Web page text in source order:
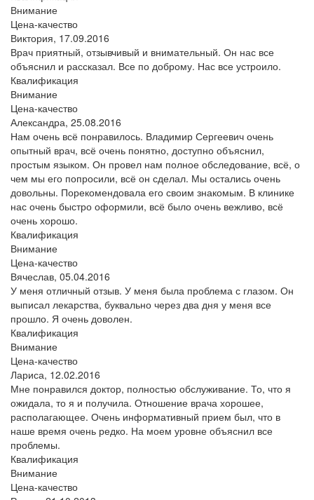
Внимание
Цена-качество
Виктория, 17.09.2016
Врач приятный, отзывчивый и внимательный. Он нас все
объяснил и рассказал. Все по доброму. Нас все устроило.
Квалификация
Внимание
Цена-качество
Александра, 25.08.2016
Нам очень всё понравилось. Владимир Сергеевич очень
опытный врач, всё очень понятно, доступно объяснил,
простым языком. Он провел нам полное обследование, всё, о
чем мы его попросили, всё он сделал. Мы остались очень
довольны. Порекомендовала его своим знакомым. В клинике
нас очень быстро оформили, всё было очень вежливо, всё
очень хорошо.
Квалификация
Внимание
Цена-качество
Вячеслав, 05.04.2016
У меня отличный отзыв. У меня была проблема с глазом. Он
выписал лекарства, буквально через два дня у меня все
прошло. Я очень доволен.
Квалификация
Внимание
Цена-качество
Лариса, 12.02.2016
Мне понравился доктор, полностью обслуживание. То, что я
ожидала, то я и получила. Отношение врача хорошее,
располагающее. Очень информативный прием был, что в
наше время очень редко. На моем уровне объяснил все
проблемы.
Квалификация
Внимание
Цена-качество